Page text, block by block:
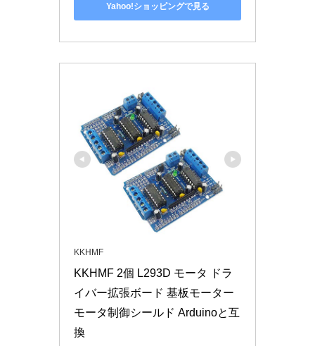
Yahoo!ショッピングで見る
KKHMF
KKHMF 2個 L293D モータ ドラ
イバー拡張ボード 基板モーター
モータ制御シールド Arduinoと互
換